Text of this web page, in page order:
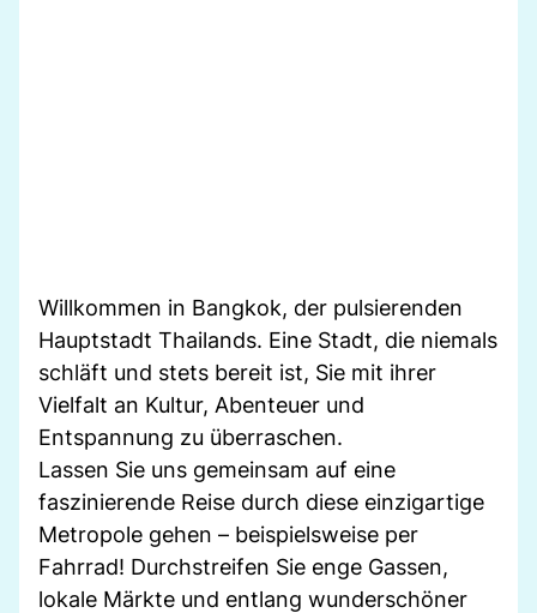
Willkommen in Bangkok, der pulsierenden
Hauptstadt Thailands. Eine Stadt, die niemals
schläft und stets bereit ist, Sie mit ihrer
Vielfalt an Kultur, Abenteuer und
Entspannung zu überraschen.
Lassen Sie uns gemeinsam auf eine
faszinierende Reise durch diese einzigartige
Metropole gehen – beispielsweise per
Fahrrad! Durchstreifen Sie enge Gassen,
lokale Märkte und entlang wunderschöner